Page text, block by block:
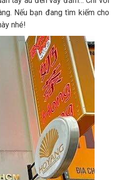
Nếu bạn đang tìm kiếm cho
nhé!